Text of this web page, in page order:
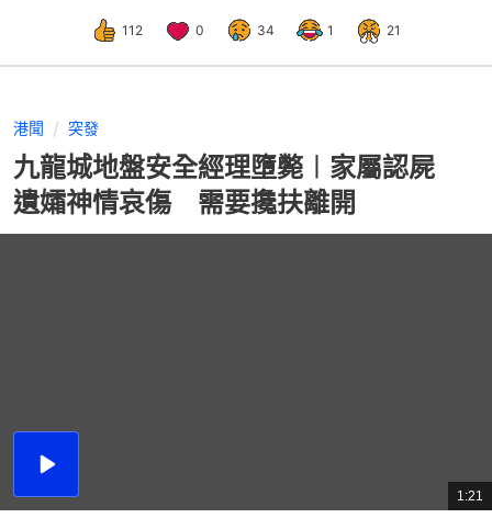
112 0 34 1 21
港聞 突發
九龍城地盤安全經理墮斃︱家屬認屍
遺孀神情哀傷 需要攙扶離開
播
總
共
1:21